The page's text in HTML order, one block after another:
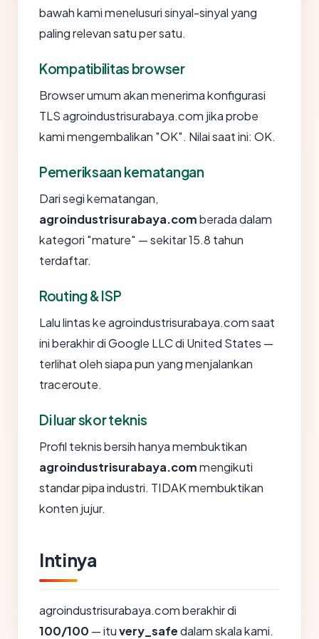
bawah kami menelusuri sinyal-sinyal yang
paling relevan satu per satu.
Kompatibilitas browser
Browser umum akan menerima konfigurasi
TLS agroindustrisurabaya.com jika probe
kami mengembalikan "OK". Nilai saat ini: OK.
Pemeriksaan kematangan
Dari segi kematangan,
agroindustrisurabaya.comberada dalam
kategori "mature" — sekitar 15.8 tahun
terdaftar.
Routing & ISP
Lalu lintas ke agroindustrisurabaya.com saat
ini berakhir di Google LLC di United States —
terlihat oleh siapa pun yang menjalankan
traceroute.
Di luar skor teknis
Profil teknis bersih hanya membuktikan
agroindustrisurabaya.commengikuti
standar pipa industri. TIDAK membuktikan
konten jujur.
Intinya
agroindustrisurabaya.com berakhir di
100/100 — ituvery_safedalam skala kami.